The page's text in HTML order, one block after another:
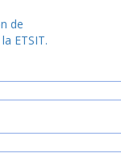
de
ETSIT.